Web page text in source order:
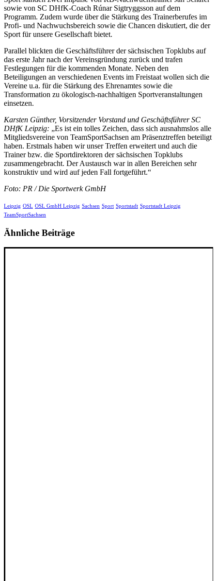
sowie von SC DHfK-Coach Rúnar Sigtryggsson auf dem
Programm. Zudem wurde über die Stärkung des Trainerberufes im
Profi- und Nachwuchsbereich sowie die Chancen diskutiert, die der
Sport für unsere Gesellschaft bietet.
Parallel blickten die Geschäftsführer der sächsischen Topklubs auf
das erste Jahr nach der Vereinsgründung zurück und trafen
Festlegungen für die kommenden Monate. Neben den
Beteiligungen an verschiedenen Events im Freistaat wollen sich die
Vereine u.a. für die Stärkung des Ehrenamtes sowie die
Transformation zu ökologisch-nachhaltigen Sportveranstaltungen
einsetzen.
Karsten Günther, Vorsitzender Vorstand und Geschäftsführer SC
DHfK Leipzig: „Es ist ein tolles Zeichen, dass sich ausnahmslos alle
Mitgliedsvereine von TeamSportSachsen am Präsenztreffen beteiligt
haben. Erstmals haben wir unser Treffen erweitert und auch die
Trainer bzw. die Sportdirektoren der sächsischen Topklubs
zusammengebracht. Der Austausch war in allen Bereichen sehr
konstruktiv und wird auf jeden Fall fortgeführt.“
Foto: PR / Die Sportwerk GmbH
Leipzig OSL OSL GmbH Leipzig Sachsen Sport Sportstadt Sportstadt Leipzig
TeamSportSachsen
Ähnliche Beiträge